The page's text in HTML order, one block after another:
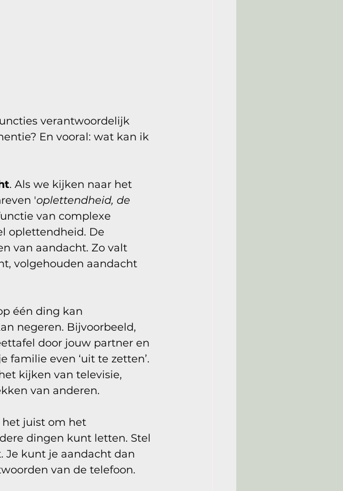
verantwoordelijk
En vooral: wat kan ik
. Als we kijken naar het
'oplettendheid, de
van complexe
oplettendheid. De
van aandacht. Zo valt
volgehouden aandacht
één ding kan
negeren. Bijvoorbeeld,
door jouw partner en
even ‘uit te zetten’.
kijken van televisie,
van anderen.
het juist om het
dingen kunt letten. Stel
Je kunt je aandacht dan
van de telefoon.